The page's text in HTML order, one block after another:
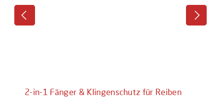
2-in-1 Fänger & Klingenschutz für Reiben